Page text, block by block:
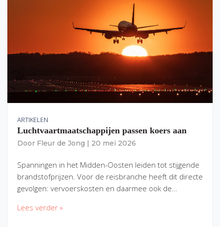
ARTIKELEN
Luchtvaartmaatschappijen passen koers aan
Door Fleur de Jong 20 mei 2026
Spanningen in het Midden-Oosten leiden tot stijgende
brandstofprijzen. Voor de reisbranche heeft dit directe
gevolgen: vervoerskosten en daarmee ook de…
Lees verder »